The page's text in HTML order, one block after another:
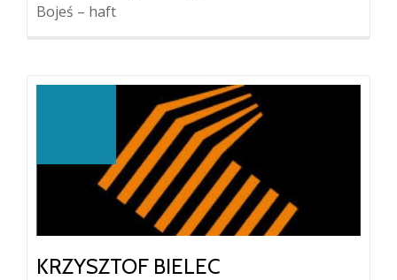
Bojeś – haft
KRZYSZTOF BIELEC